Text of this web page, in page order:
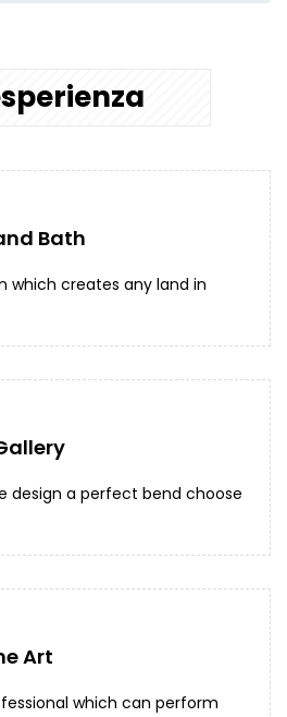
Bath
which creates any land in
design a perfect bend choose
Art
which can perform